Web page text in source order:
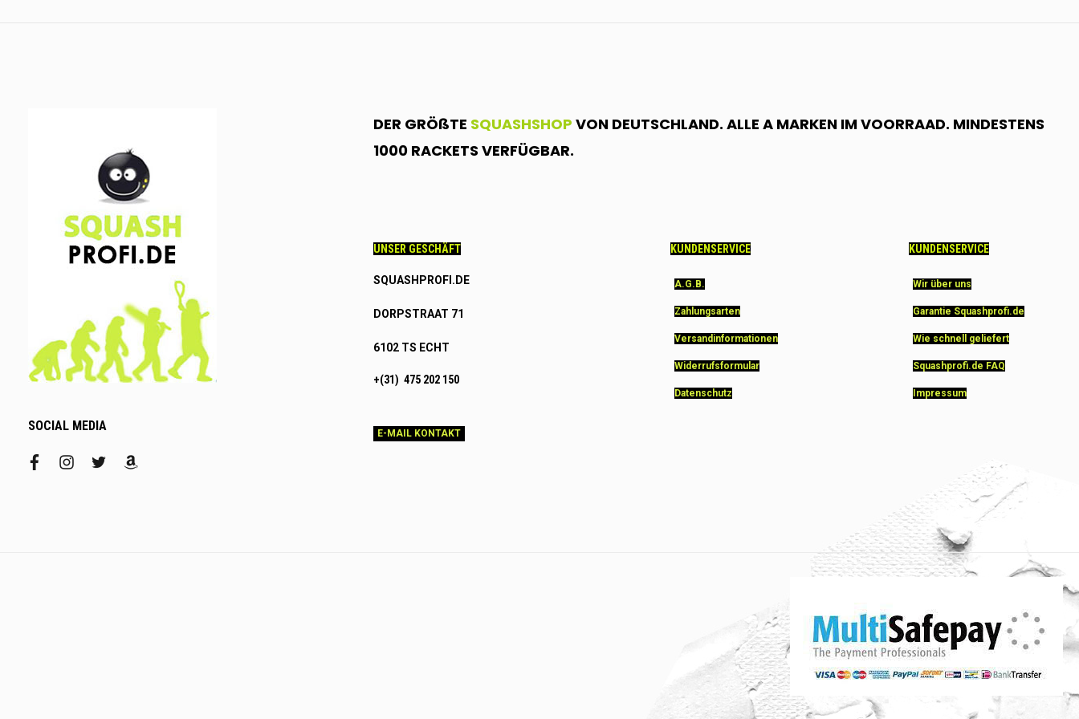
SOCIAL MEDIA
facebookinstagram
twitteramazon
DER GRÖßTE SQUASHSHOP VON DEUTSCHLAND. ALLE A MARKEN IM VOORRAAD. MINDESTENS
1000 RACKETS VERFÜGBAR.
UNSER GESCHÄFT
SQUASHPROFI.DE
DORPSTRAAT 71
6102 TS ECHT
+(31) 475 202 150
E-MAIL KONTAKT
KUNDENSERVICE
A.G.B.
Zahlungsarten
Versandinformationen
Widerrufsformular
Datenschutz
KUNDENSERVICE
Wir über uns
Garantie Squashprofi.de
Wie schnell geliefert
Squashprofi.de FAQ
Impressum